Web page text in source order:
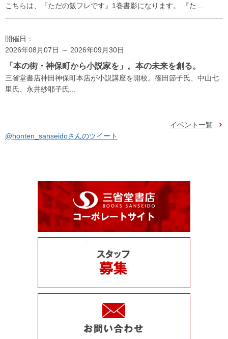
こちらは、『ただの飯フレです』1巻書影になります。 『た...
開催日：
2026年08月07日 ～ 2026年09月30日
「本の街・神保町から小説家を」。本の未来を創る。
三省堂書店神田神保町本店が小説講座を開校。篠田節子氏、中山七
里氏、永井紗耶子氏...
イベント一覧
@honten_sanseidoさんのツイート